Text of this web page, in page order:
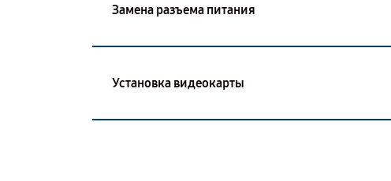
Замена разъема питания
Установка видеокарты